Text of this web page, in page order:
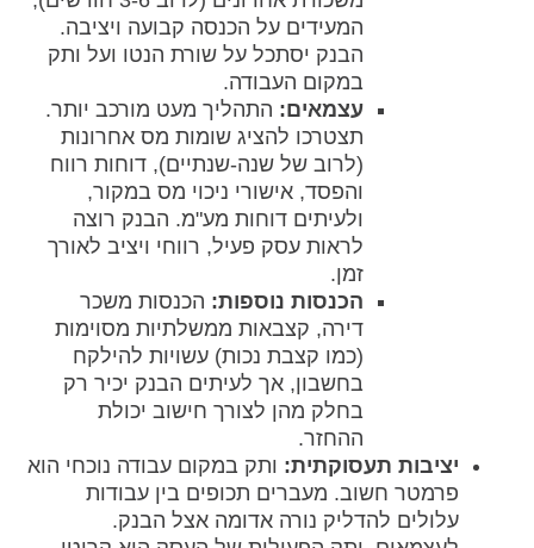
המעידים על הכנסה קבועה ויציבה.
הבנק יסתכל על שורת הנטו ועל ותק
במקום העבודה.
עצמאים: התהליך מעט מורכב יותר.
תצטרכו להציג שומות מס אחרונות
(לרוב של שנה-שנתיים), דוחות רווח
והפסד, אישורי ניכוי מס במקור,
ולעיתים דוחות מע"מ. הבנק רוצה
לראות עסק פעיל, רווחי ויציב לאורך
זמן.
הכנסות נוספות: הכנסות משכר
דירה, קצבאות ממשלתיות מסוימות
(כמו קצבת נכות) עשויות להילקח
בחשבון, אך לעיתים הבנק יכיר רק
בחלק מהן לצורך חישוב יכולת
ההחזר.
יציבות תעסוקתית: ותק במקום עבודה נוכחי הוא
פרמטר חשוב. מעברים תכופים בין עבודות
עלולים להדליק נורה אדומה אצל הבנק.